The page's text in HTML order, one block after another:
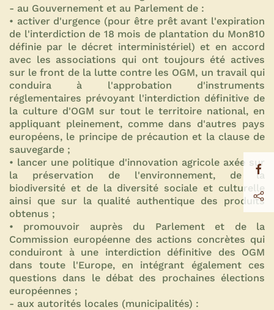
- au Gouvernement et au Parlement de :
• activer d'urgence (pour être prêt avant l'expiration
de l'interdiction de 18 mois de plantation du Mon810
définie par le décret interministériel) et en accord
avec les associations qui ont toujours été actives
sur le front de la lutte contre les OGM, un travail qui
conduira à l'approbation d'instruments
réglementaires prévoyant l'interdiction définitive de
la culture d'OGM sur tout le territoire national, en
appliquant pleinement, comme dans d'autres pays
européens, le principe de précaution et la clause de
sauvegarde ;
• lancer une politique d'innovation agricole axée sur
la préservation de l'environnement, de la
biodiversité et de la diversité sociale et culturelle
ainsi que sur la qualité authentique des produits
obtenus ;
• promouvoir auprès du Parlement et de la
Commission européenne des actions concrètes qui
conduiront à une interdiction définitive des OGM
dans toute l'Europe, en intégrant également ces
questions dans le débat des prochaines élections
européennes ;
- aux autorités locales (municipalités) :